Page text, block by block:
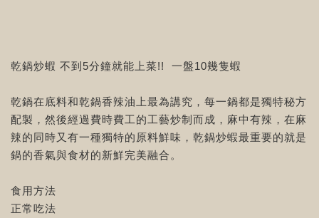
乾鍋炒蝦 不到5分鐘就能上菜!! 一盤10幾隻蝦
乾鍋在底料和乾鍋香辣油上最為講究，每一鍋都是獨特秘方
配製，然後經過費時費工的工藝炒制而成，麻中有辣，在麻
辣的同時又有一種獨特的原料鮮味，乾鍋炒蝦最重要的就是
鍋的香氣與食材的新鮮完美融合。
食用方法
正常吃法